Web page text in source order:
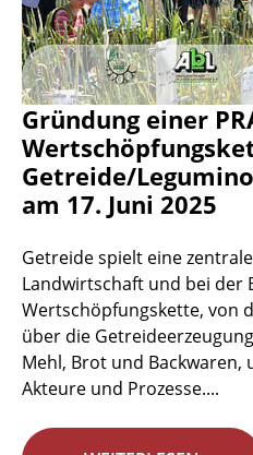
Gründung einer
Getreide/
am 17. Juni 2025
Getreide spielt eine
Landwirtschaft und bei der
Wertschöpfungskette, von
über die
Mehl, Brot und Backwaren,
Akteure und Prozesse....